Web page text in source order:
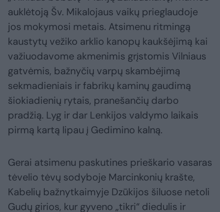
auklėtoją Šv. Mikalojaus vaikų prieglaudoje
jos mokymosi metais. Atsimenu ritmingą
kaustytų vežiko arklio kanopų kaukšėjimą kai
važiuodavome akmenimis grįstomis Vilniaus
gatvėmis, bažnyčių varpų skambėjimą
sekmadieniais ir fabrikų kaminų gaudimą
šiokiadienių rytais, pranešančių darbo
pradžią. Lyg ir dar Lenkijos valdymo laikais
pirmą kartą lipau į Gedimino kalną.
Gerai atsimenu paskutines prieškario vasaras
tėvelio tėvų sodyboje Marcinkonių krašte,
Kabelių bažnytkaimyje Dzūkijos šiluose netoli
Gudų girios, kur gyveno „tikri“ diedulis ir